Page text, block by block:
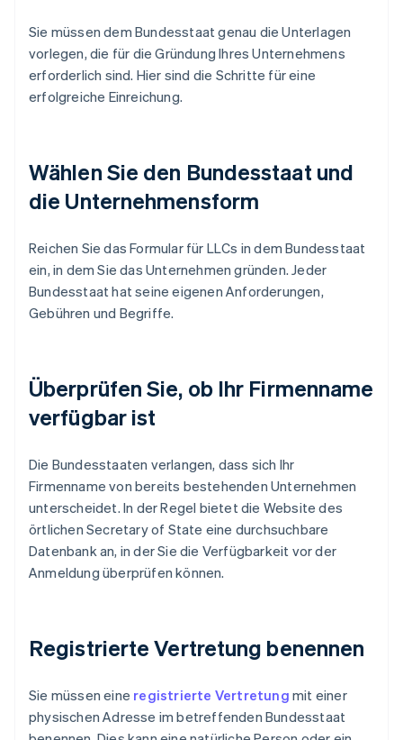
Sie müssen dem Bundesstaat genau die Unterlagen
vorlegen, die für die Gründung Ihres Unternehmens
erforderlich sind. Hier sind die Schritte für eine
erfolgreiche Einreichung.
Wählen Sie den Bundesstaat und
die Unternehmensform
Reichen Sie das Formular für LLCs in dem Bundesstaat
ein, in dem Sie das Unternehmen gründen. Jeder
Bundesstaat hat seine eigenen Anforderungen,
Gebühren und Begriffe.
Überprüfen Sie, ob Ihr Firmenname
verfügbar ist
Die Bundesstaaten verlangen, dass sich Ihr
Firmenname von bereits bestehenden Unternehmen
unterscheidet. In der Regel bietet die Website des
örtlichen Secretary of State eine durchsuchbare
Datenbank an, in der Sie die Verfügbarkeit vor der
Anmeldung überprüfen können.
Registrierte Vertretung benennen
Sie müssen eine registrierte Vertretung mit einer
physischen Adresse im betreffenden Bundesstaat